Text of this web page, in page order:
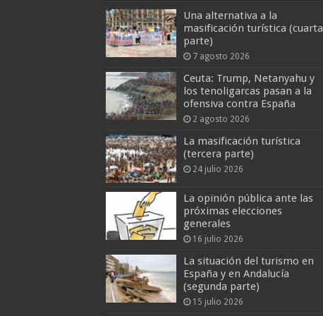
Una alternativa a la
masificación turística (cuarta
parte)
7 agosto 2026
Ceuta: Trump, Netanyahu y
los tenoligarcas pasan a la
ofensiva contra España
2 agosto 2026
La masificación turística
(tercera parte)
24 julio 2026
La opinión pública ante las
próximas elecciones
generales
16 julio 2026
La situación del turismo en
España y en Andalucía
(segunda parte)
15 julio 2026